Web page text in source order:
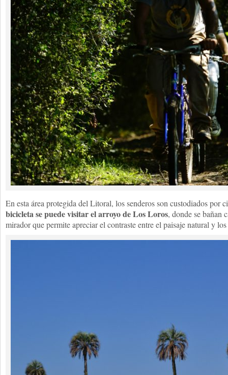
En esta área protegida del Litoral, los senderos son custodiados por
bicicleta se puede visitar el arroyo de Los Loros, donde se bañan
mirador que permite apreciar el contraste entre el paisaje natural y